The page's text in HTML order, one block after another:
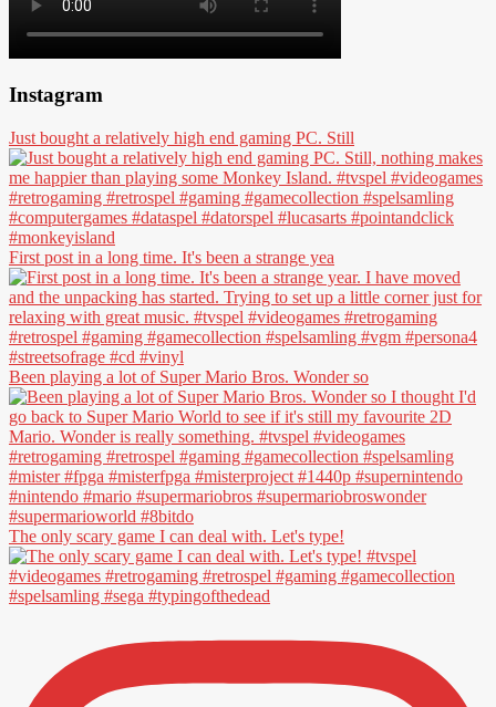
Instagram
Just bought a relatively high end gaming PC. Still
First post in a long time. It's been a strange yea
Been playing a lot of Super Mario Bros. Wonder so
The only scary game I can deal with. Let's type!